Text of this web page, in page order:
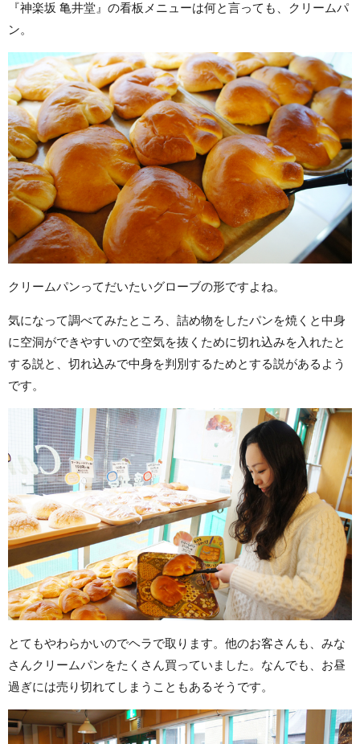
『神楽坂 亀井堂』の看板メニューは何と言っても、クリームパ
ン。
クリームパンってだいたいグローブの形ですよね。
気になって調べてみたところ、詰め物をしたパンを焼くと中身
に空洞ができやすいので空気を抜くために切れ込みを入れたと
する説と、切れ込みで中身を判別するためとする説があるよう
です。
とてもやわらかいのでヘラで取ります。他のお客さんも、みな
さんクリームパンをたくさん買っていました。なんでも、お昼
過ぎには売り切れてしまうこともあるそうです。